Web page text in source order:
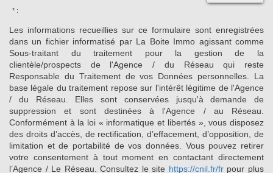
* :
Les informations recueillies sur ce formulaire sont enregistrées
dans un fichier informatisé par La Boite Immo agissant comme
Sous-traitant du traitement pour la gestion de la
clientèle/prospects de l'Agence / du Réseau qui reste
Responsable du Traitement de vos Données personnelles. La
base légale du traitement repose sur l'intérêt légitime de l'Agence
/ du Réseau. Elles sont conservées jusqu'à demande de
suppression et sont destinées à l'Agence / au Réseau.
Conformément à la loi « informatique et libertés », vous disposez
des droits d’accès, de rectification, d’effacement, d’opposition, de
limitation et de portabilité de vos données. Vous pouvez retirer
votre consentement à tout moment en contactant directement
l’Agence / Le Réseau. Consultez le site https://cnil.fr/frpour plus